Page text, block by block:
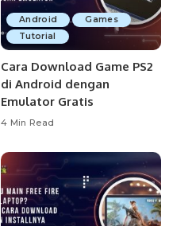
Android
Games
Tutorial
Cara Download Game PS2
di Android dengan
Emulator Gratis
4 Min Read